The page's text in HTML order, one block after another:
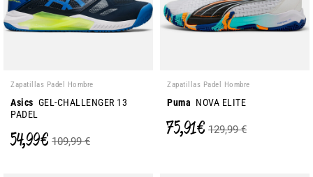
Zapatillas Padel Hombre
Asics GEL-CHALLENGER 13
PADEL
54,99 € 109,99 €
Zapatillas Padel Hombre
Puma NOVA ELITE
75,91 € 129,99 €